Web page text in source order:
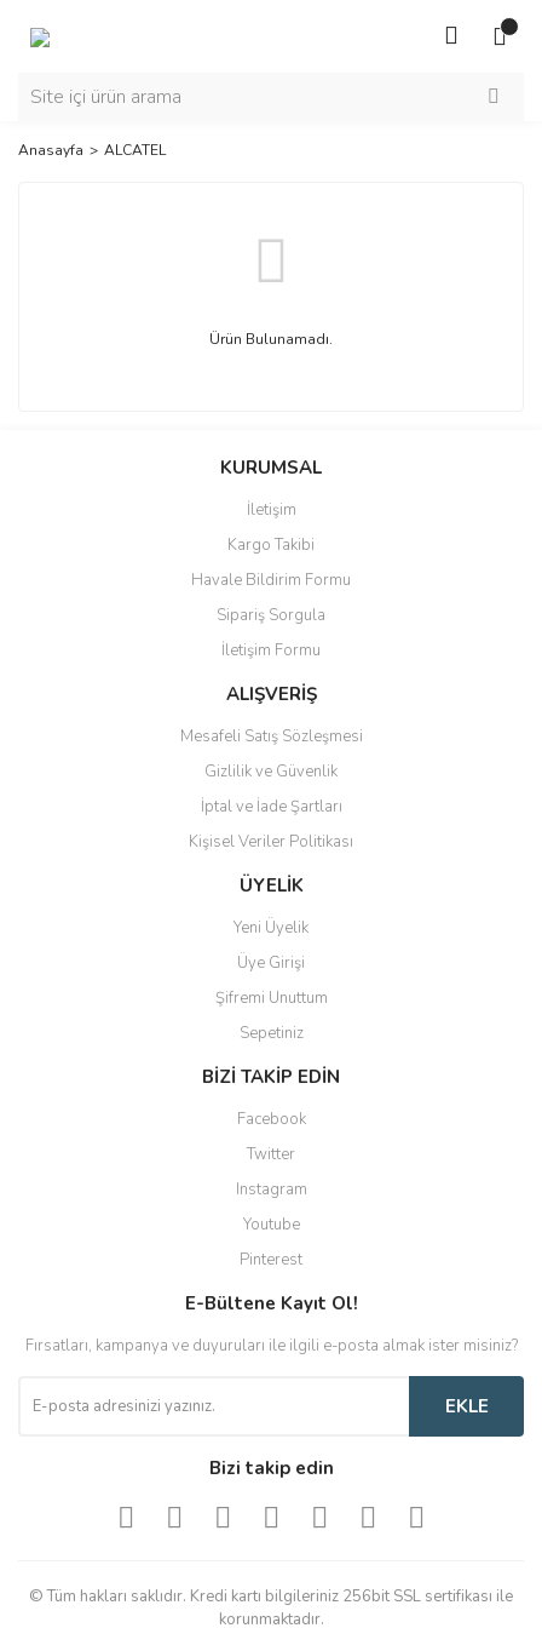
Anasayfa ALCATEL
Ürün Bulunamadı.
KURUMSAL
İletişim
Kargo Takibi
Havale Bildirim Formu
Sipariş Sorgula
İletişim Formu
ALIŞVERİŞ
Mesafeli Satış Sözleşmesi
Gizlilik ve Güvenlik
İptal ve İade Şartları
Kişisel Veriler Politikası
ÜYELİK
Yeni Üyelik
Üye Girişi
Şifremi Unuttum
Sepetiniz
BİZİ TAKİP EDİN
Facebook
Twitter
Instagram
Youtube
Pinterest
E-Bültene Kayıt Ol!
Fırsatları, kampanya ve duyuruları ile ilgili e-posta almak ister misiniz?
EKLE
Bizi takip edin
© Tüm hakları saklıdır. Kredi kartı bilgileriniz 256bit SSL sertifikası ile
korunmaktadır.